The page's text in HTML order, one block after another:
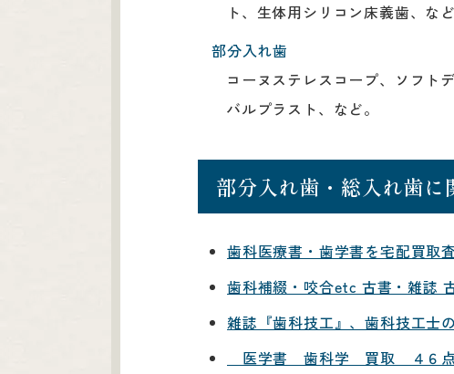
ト、生体用シリコン床義歯、など
部分入れ歯
コーヌステレスコープ、ソフト
バルプラスト、など。
部分入れ歯・総入れ歯
歯科医療書・歯学書を宅配買取
歯科補綴・咬合etc 古書・雑誌
雑誌『歯科技工』、歯科技工
医学書 歯科学 買取 ４６